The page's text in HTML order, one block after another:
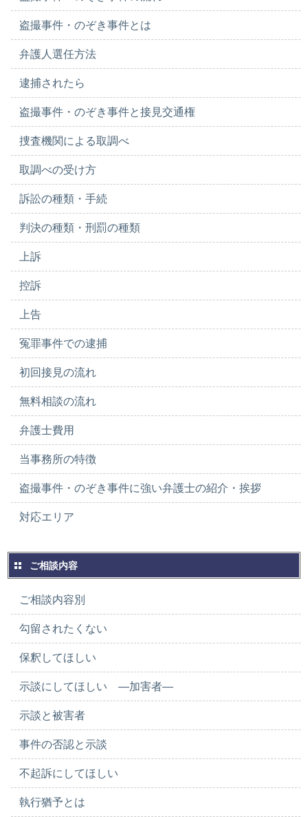
盗撮事件・のぞき事件とは
弁護人選任方法
逮捕されたら
盗撮事件・のぞき事件と接見交通権
捜査機関による取調べ
取調べの受け方
訴訟の種類・手続
判決の種類・刑罰の種類
上訴
控訴
上告
冤罪事件での逮捕
初回接見の流れ
無料相談の流れ
弁護士費用
当事務所の特徴
盗撮事件・のぞき事件に強い弁護士の紹介・挨拶
対応エリア
ご相談内容
ご相談内容別
勾留されたくない
保釈してほしい
示談にしてほしい ―加害者―
示談と被害者
事件の否認と示談
不起訴にしてほしい
執行猶予とは